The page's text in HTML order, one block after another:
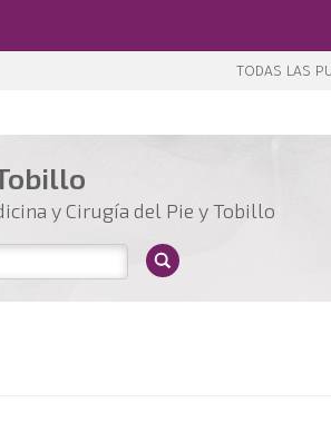
TODAS LAS
y Cirugía del Pie y Tobillo